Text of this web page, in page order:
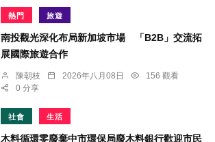
熱門 旅遊
南投觀光深化布局新加坡市場 「B2B」交流拓
展國際旅遊合作
陳朝枝 2026年八月08日
156 觀看
0 分享
社會 生活
木料循環零廢棄中市環保局廢木料銀行歡迎市民